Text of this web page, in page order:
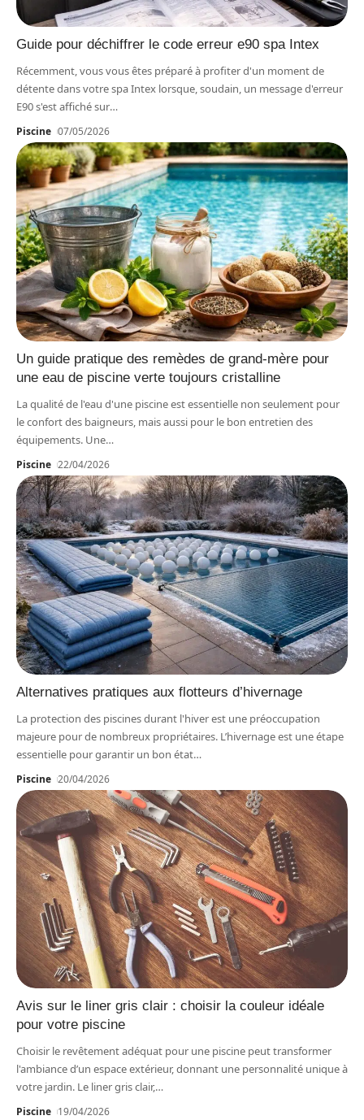
Guide pour déchiffrer le code erreur e90 spa Intex
Récemment, vous vous êtes préparé à profiter d'un moment de
détente dans votre spa Intex lorsque, soudain, un message d'erreur
E90 s'est affiché sur…
Piscine 07/05/2026
Un guide pratique des remèdes de grand-mère pour
une eau de piscine verte toujours cristalline
La qualité de l'eau d'une piscine est essentielle non seulement pour
le confort des baigneurs, mais aussi pour le bon entretien des
équipements. Une…
Piscine 22/04/2026
Alternatives pratiques aux flotteurs d’hivernage
La protection des piscines durant l'hiver est une préoccupation
majeure pour de nombreux propriétaires. L’hivernage est une étape
essentielle pour garantir un bon état…
Piscine 20/04/2026
Avis sur le liner gris clair : choisir la couleur idéale
pour votre piscine
Choisir le revêtement adéquat pour une piscine peut transformer
l'ambiance d’un espace extérieur, donnant une personnalité unique à
votre jardin. Le liner gris clair,…
Piscine 19/04/2026